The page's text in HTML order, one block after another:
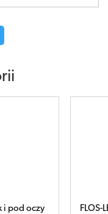
LEK Sensitive Krem